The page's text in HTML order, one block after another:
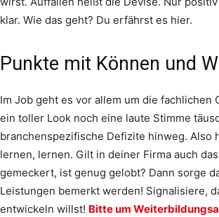
klar. Wie das geht? Du erfährst es hier.
Punkte mit Können und
Im Job geht es vor allem um die fachlichen
ein toller Look noch eine laute Stimme
branchenspezifische Defizite hinweg. Also
lernen, lernen. Gilt in deiner Firma auch
gemeckert, ist genug gelobt? Dann sorge
Leistungen bemerkt werden! Signalisiere,
entwickeln willst! Bitte um